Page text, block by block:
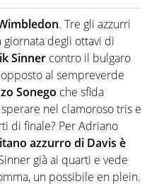
il glossario del calcio in
parte. Non si perde
social del mondo delle
. Tre gli azzurri
degli ottavi di
Sinner contro il bulgaro
opposto al sempreverde
Sonego che sfida
nel clamoroso tris e
di finale? Per Adriano
azzurro di Davis è
già ai quarti e vede
un possibile en plein.